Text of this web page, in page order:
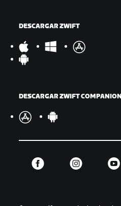
DESCARGAR ZWIFT
DESCARGAR ZWIFT COMPANION